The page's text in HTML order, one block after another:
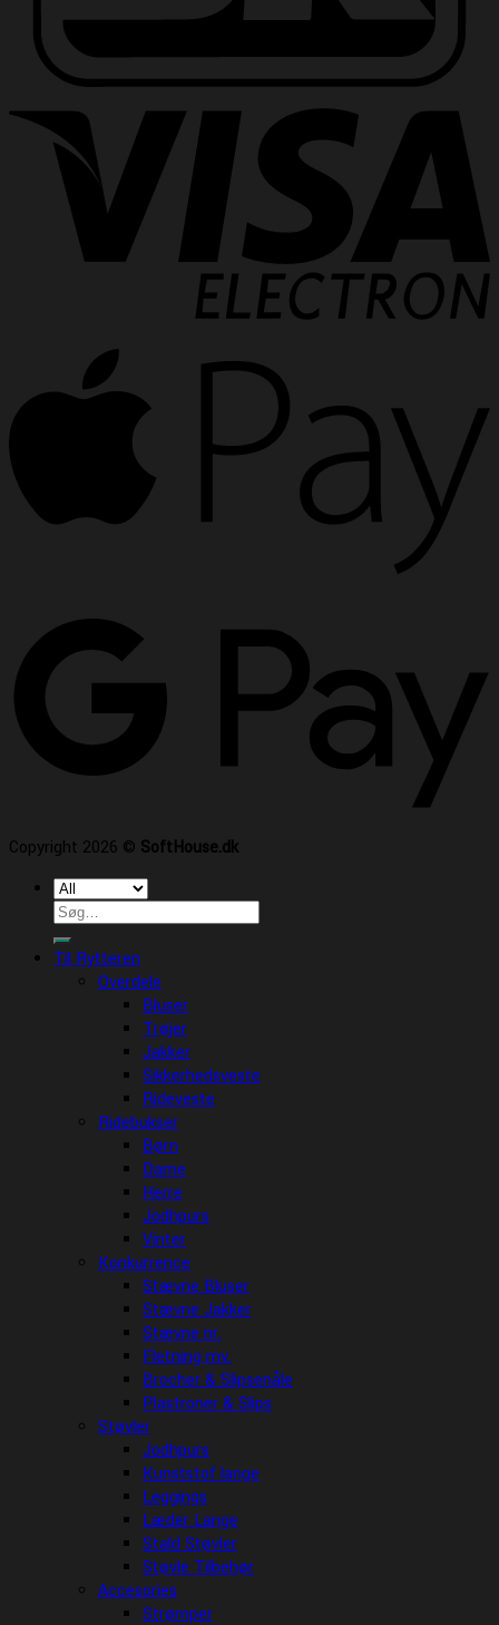
Copyright 2026 © SoftHouse.dk
Søg
efter:
Til Rytteren
Overdele
Bluser
Trøjer
Jakker
Sikkerhedsveste
Rideveste
Ridebukser
Børn
Dame
Herre
Jodhpurs
Vinter
Konkurrence
Stævne Bluser
Stævne Jakker
Stævne nr.
Fletning mv.
Brocher & Slipsenåle
Plastroner & Slips
Støvler
Jodhpurs
Kunststof lange
Leggings
Læder Lange
Stald Støvler
Støvle Tilbehør
Accesories
Strømper